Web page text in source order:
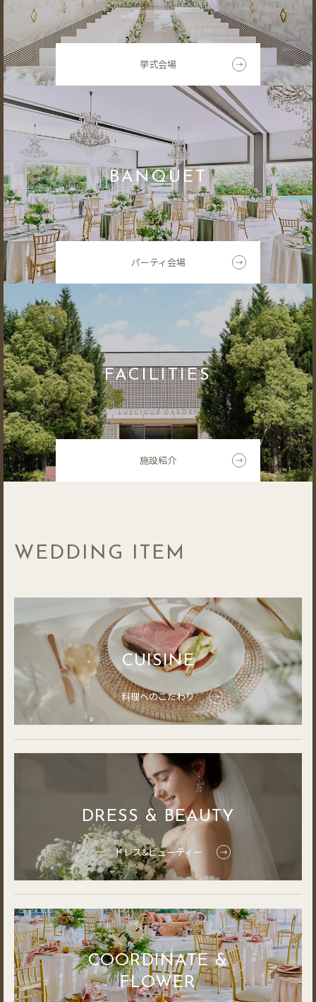
挙式会場
BANQUET
パーティ会場
FACILITIES
施設紹介
WEDDING ITEM
CUISINE
料理へのこだわり
DRESS & BEAUTY
ドレス&ビューティー
COORDINATE &
FLOWER